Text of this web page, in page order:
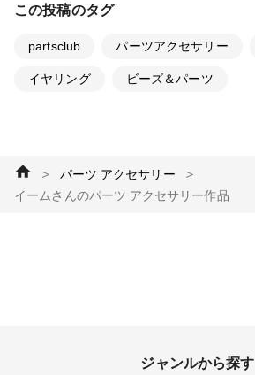
この投稿のタグ
partsclub パーツアクセサリー
イヤリング ビーズ＆パーツ
＞ パーツ アクセサリー ＞
イームさんのパーツ アクセサリー作品
ジャンルから探す